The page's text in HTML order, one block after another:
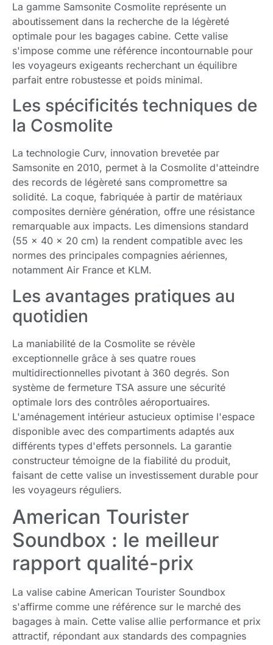
La gamme Samsonite Cosmolite représente un
aboutissement dans la recherche de la légèreté
optimale pour les bagages cabine. Cette valise
s'impose comme une référence incontournable pour
les voyageurs exigeants recherchant un équilibre
parfait entre robustesse et poids minimal.
Les spécificités techniques de
la Cosmolite
La technologie Curv, innovation brevetée par
Samsonite en 2010, permet à la Cosmolite d'atteindre
des records de légèreté sans compromettre sa
solidité. La coque, fabriquée à partir de matériaux
composites dernière génération, offre une résistance
remarquable aux impacts. Les dimensions standard
(55 x 40 x 20 cm) la rendent compatible avec les
normes des principales compagnies aériennes,
notamment Air France et KLM.
Les avantages pratiques au
quotidien
La maniabilité de la Cosmolite se révèle
exceptionnelle grâce à ses quatre roues
multidirectionnelles pivotant à 360 degrés. Son
système de fermeture TSA assure une sécurité
optimale lors des contrôles aéroportuaires.
L'aménagement intérieur astucieux optimise l'espace
disponible avec des compartiments adaptés aux
différents types d'effets personnels. La garantie
constructeur témoigne de la fiabilité du produit,
faisant de cette valise un investissement durable pour
les voyageurs réguliers.
American Tourister
Soundbox : le meilleur
rapport qualité-prix
La valise cabine American Tourister Soundbox
s'affirme comme une référence sur le marché des
bagages à main. Cette valise allie performance et prix
attractif, répondant aux standards des compagnies